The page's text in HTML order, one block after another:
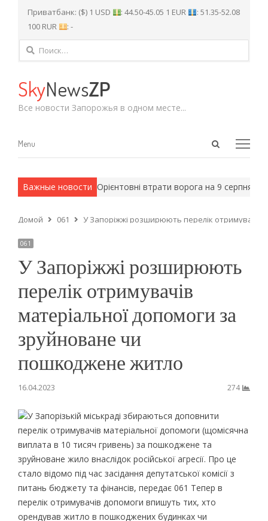
Приватбанк: ($) 1 USD : 44.50-45.05 1 EUR
: 51.35-52.08
100 RUR
: -
Найти:
SkyNewsZP
Все новости Запорожья в одном месте...
Open
Menu
Menu
Важные новости
методы. Орієнтовні втрати ворога на 9 серпня: 1
Домой 061 У Запоріжжі розширюють перелік
061
У Запоріжжі розширюють
перелік отримувачів
матеріальної допомоги за
зруйноване чи
пошкоджене житло
16.04.2023 274
У Запорізькій міськраді збираються доповнити
перелік отримувачів матеріальної допомоги (щомісячна
виплата в 10 тисяч гривень) за пошкоджене та
зруйноване жило внаслідок російської агресії. Про це
стало відомо під час засідання депутатської комісії з
питань бюджету та фінансів, передає 061 Тепер в
перелік отримувачів допомоги впишуть тих, хто
орендував житло в пошкоджених будинках чи